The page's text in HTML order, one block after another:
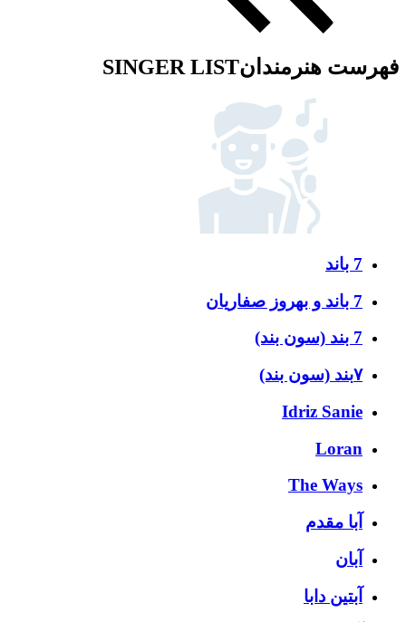
فهرست هنرمندانSINGER LIST
7 باند
7 باند و بهروز صفاریان
7 بند (سون بند)
۷بند (سون بند)
Idriz Sanie
Loran
The Ways
آبا مقدم
آبان
آبتین دابا